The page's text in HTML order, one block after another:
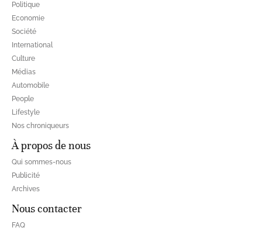
Politique
Economie
Société
International
Culture
Médias
Automobile
People
Lifestyle
Nos chroniqueurs
À propos de nous
Qui sommes-nous
Publicité
Archives
Nous contacter
FAQ